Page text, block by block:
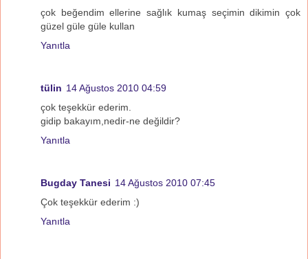
çok beğendim ellerine sağlık kumaş seçimin dikimin çok
güzel güle güle kullan
Yanıtla
tülin 14 Ağustos 2010 04:59
çok teşekkür ederim.
gidip bakayım,nedir-ne değildir?
Yanıtla
Bugday Tanesi 14 Ağustos 2010 07:45
Çok teşekkür ederim :)
Yanıtla